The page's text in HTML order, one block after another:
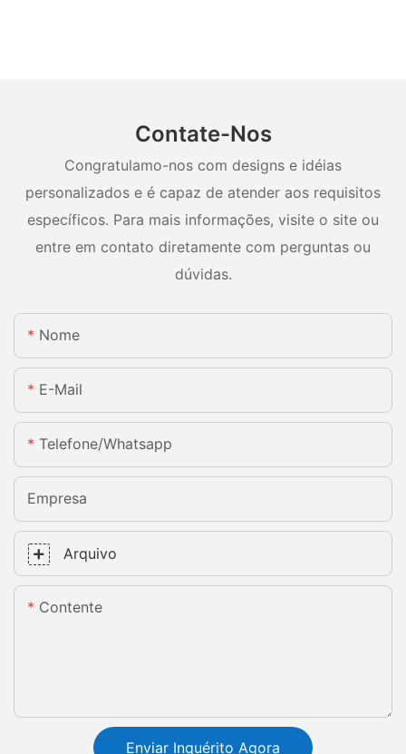
Contate-Nos
Congratulamo-nos com designs e idéias
personalizados e é capaz de atender aos requisitos
específicos. Para mais informações, visite o site ou
entre em contato diretamente com perguntas ou
dúvidas.
Nome
E-Mail
Telefone/whatsapp
Empresa
Arquivo
Contente
Enviar Inquérito Agora